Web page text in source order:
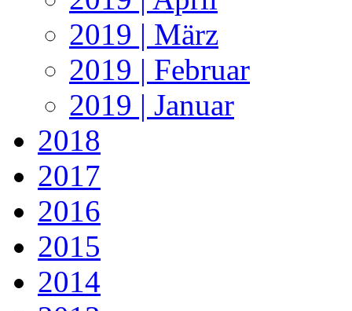
2019 | März
2019 | Februar
2019 | Januar
2018
2017
2016
2015
2014